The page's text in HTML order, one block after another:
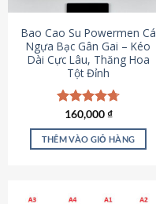
chọn
trên
trang
sản
phẩm
Bao Cao Su Powermen Cá
Ngựa Bạc Gân Gai – Kéo
Dài Cực Lâu, Thăng Hoa
Tột Đỉnh
Được xếp
hạng4.73
5 sao
160,000₫
THÊM VÀO GIỎ HÀNG